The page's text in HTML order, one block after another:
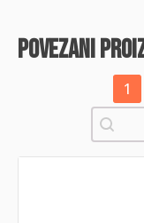
povezani
1
Pretraži